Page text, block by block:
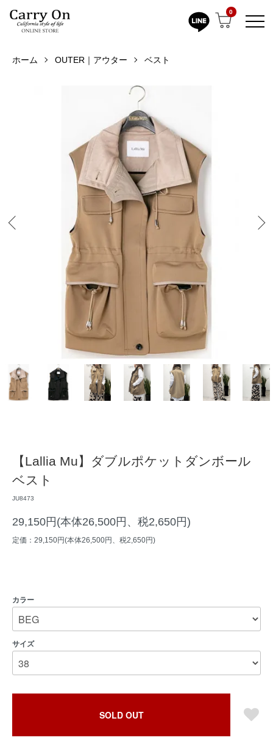
0
ホーム OUTER｜アウター ベスト
【Lallia Mu】ダブルポケットダンボール
ベスト
JU8473
29,150円(本体26,500円、税2,650円)
定価：29,150円(本体26,500円、税2,650円)
カラー
サイズ
SOLD OUT